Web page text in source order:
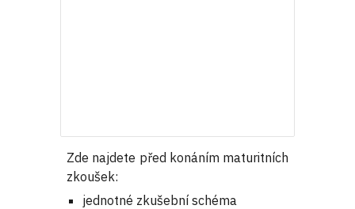
Zde najdete před konáním maturitních
zkoušek:
jednotné zkušební schéma